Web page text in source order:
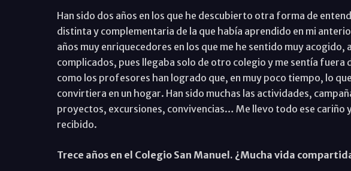
Han sido dos años en los que he descubierto otra forma de
distinta y complementaria de la que había aprendido en mi
años muy enriquecedores en los que me he sentido muy acogido,
complicados, pues llegaba solo de otro colegio y me sentía fuera
como los profesores han logrado que, en muy poco tiempo, lo
convirtiera en un hogar. Han sido muchas las actividades,
proyectos, excursiones, convivencias… Me llevo todo ese cariño
recibido.
Trece años en el Colegio San Manuel. ¿Mucha vida